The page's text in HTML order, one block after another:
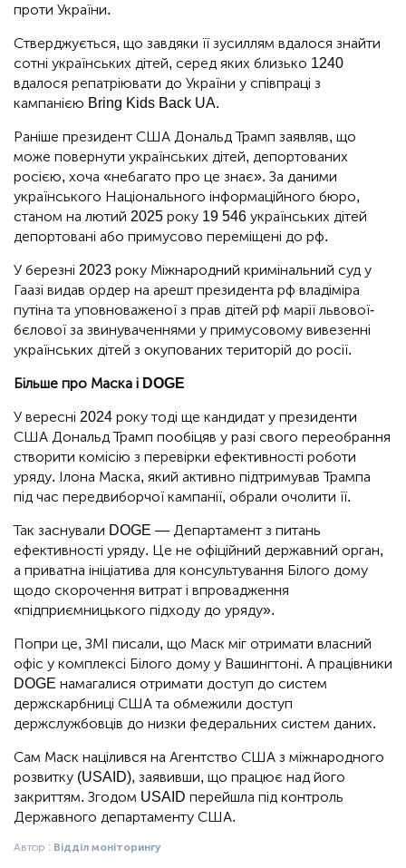
проти України.
Стверджується, що завдяки її зусиллям вдалося знайти
сотні українських дітей, серед яких близько 1240
вдалося репатріювати до України у співпраці з
кампанією Bring Kids Back UA.
Раніше президент США Дональд Трамп заявляв, що
може повернути українських дітей, депортованих
росією, хоча «небагато про це знає». За даними
українського Національного інформаційного бюро,
станом на лютий 2025 року 19 546 українських дітей
депортовані або примусово переміщені до рф.
У березні 2023 року Міжнародний кримінальний суд у
Гаазі видав ордер на арешт президента рф владіміра
путіна та уповноваженої з прав дітей рф марії львової-
бєлової за звинуваченнями у примусовому вивезенні
українських дітей з окупованих територій до росії.
Більше про Маска і DOGE
У вересні 2024 року тоді ще кандидат у президенти
США Дональд Трамп пообіцяв у разі свого переобрання
створити комісію з перевірки ефективності роботи
уряду. Ілона Маска, який активно підтримував Трампа
під час передвиборчої кампанії, обрали очолити її.
Так заснували DOGE — Департамент з питань
ефективності уряду. Це не офіційний державний орган,
а приватна ініціатива для консультування Білого дому
щодо скорочення витрат і впровадження
«підприємницького підходу до уряду».
Попри це, ЗМІ писали, що Маск міг отримати власний
офіс у комплексі Білого дому у Вашингтоні. А працівники
DOGE намагалися отримати доступ до систем
держскарбниці США та обмежили доступ
держслужбовців до низки федеральних систем даних.
Сам Маск націлився на Агентство США з міжнародного
розвитку (USAID), заявивши, що працює над його
закриттям. Згодом USAID перейшла під контроль
Державного департаменту США.
Автор : Відділ моніторингу